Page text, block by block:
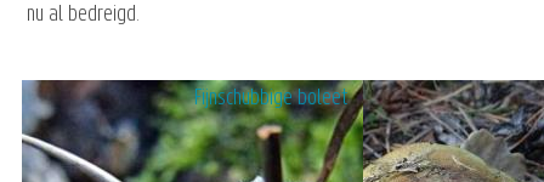
nu al bedreigd.
Fijnschubbige boleet